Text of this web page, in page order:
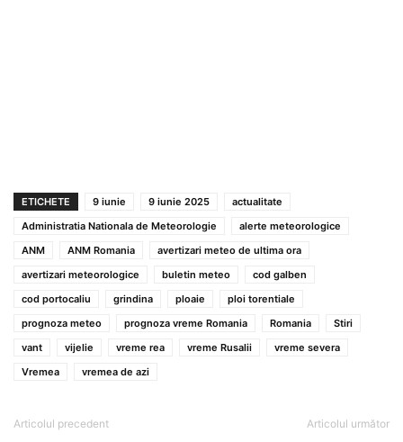
ETICHETE 9 iunie 9 iunie 2025
actualitate
Administratia Nationala de Meteorologie
alerte meteorologice
ANM
ANM Romania
avertizari meteo de ultima ora
avertizari meteorologice
buletin meteo
cod galben
cod portocaliu
grindina ploaie
ploi torentiale
prognoza meteo
prognoza vreme Romania Romania
Stiri
vant
vijelie vreme rea vreme Rusalii
vreme severa
Vremea
vremea de azi
Articolul precedent Articolul următor